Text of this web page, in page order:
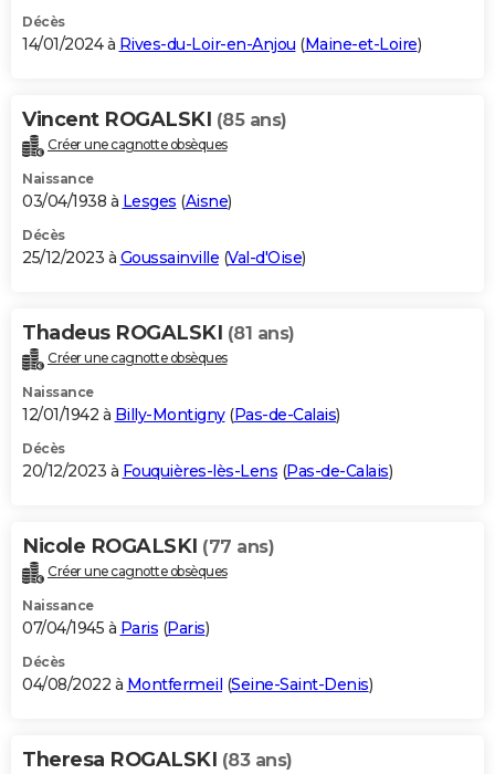
Décès
14/01/2024 à Rives-du-Loir-en-Anjou (Maine-et-Loire)
Vincent ROGALSKI (85 ans)
Créer une cagnotte obsèques
Naissance
03/04/1938 à Lesges (Aisne)
Décès
25/12/2023 à Goussainville (Val-d'Oise)
Thadeus ROGALSKI (81 ans)
Créer une cagnotte obsèques
Naissance
12/01/1942 à Billy-Montigny(Pas-de-Calais)
Décès
20/12/2023 à Fouquières-lès-Lens (Pas-de-Calais)
Nicole ROGALSKI (77 ans)
Créer une cagnotte obsèques
Naissance
07/04/1945 à Paris (Paris)
Décès
04/08/2022 à Montfermeil (Seine-Saint-Denis)
Theresa ROGALSKI (83 ans)